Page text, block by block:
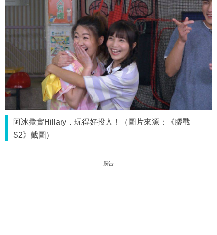
阿冰攬實Hillary，玩得好投入﹗（圖片來源：《膠戰
S2》截圖）
廣告